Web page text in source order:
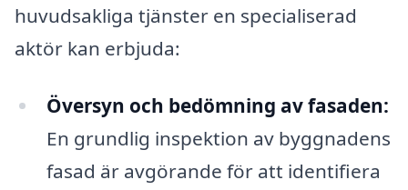
huvudsakliga tjänster en specialiserad
aktör kan erbjuda:
Översyn och bedömning av fasaden:
En grundlig inspektion av byggnadens
fasad är avgörande för att identifiera